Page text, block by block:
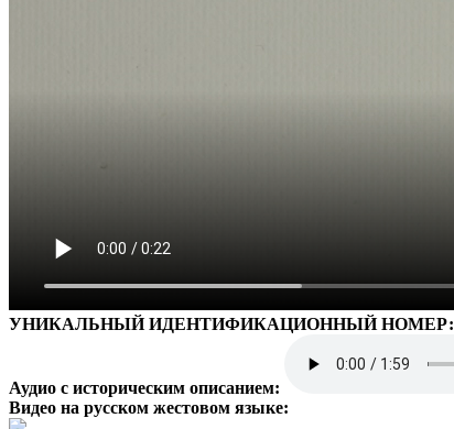
УНИКАЛЬНЫЙ ИДЕНТИФИКАЦИОННЫЙ НОМЕР:
Аудио с историческим описанием:
Видео на русском жестовом языке: